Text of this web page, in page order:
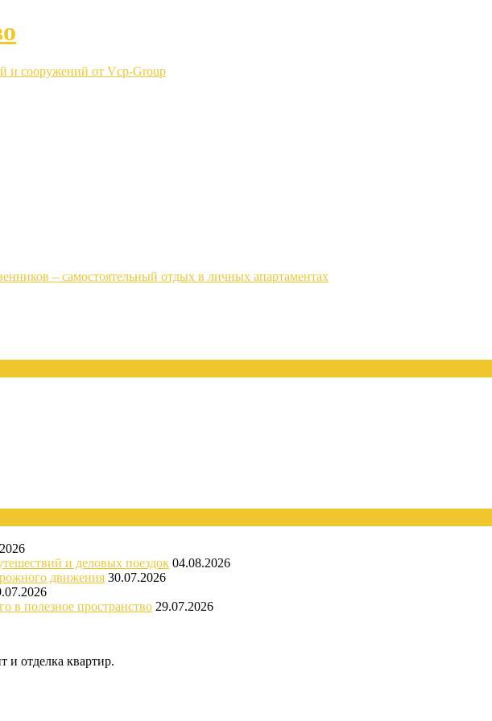
и сооружений от Vcp-Group
– самостоятельный отдых в личных апартаментах
и деловых поездок 04.08.2026
движения 30.07.2026
в полезное пространство 29.07.2026
и отделка квартир.